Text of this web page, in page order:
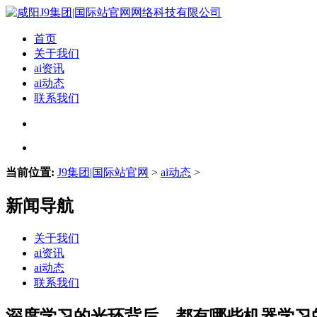
首页
关于我们
ai资讯
ai动态
联系我们
当前位置: J9集团|国际站官网 > ai动态 >
新闻导航
关于我们
ai资讯
ai动态
联系我们